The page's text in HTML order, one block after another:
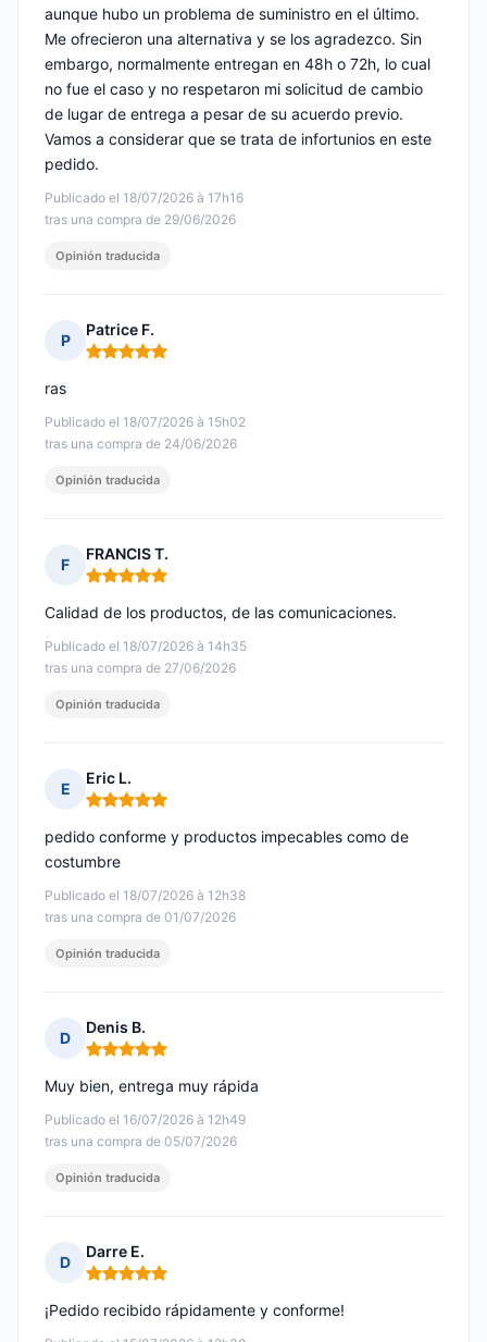
Publicado el 18/07/2026 à 17h16
tras una compra de 29/06/2026
aunque hubo un problema de suministro en el último.
Me ofrecieron una alternativa y se los agradezco. Sin
embargo, normalmente entregan en 48h o 72h, lo cual
no fue el caso y no respetaron mi solicitud de cambio
de lugar de entrega a pesar de su acuerdo previo.
Vamos a considerar que se trata de infortunios en este
pedido.
Opinión traducida
P
Patrice F.
Nota: 5 de 5
Publicado el 18/07/2026 à 15h02
tras una compra de 24/06/2026
ras
Opinión traducida
F
FRANCIS T.
Nota: 5 de 5
Publicado el 18/07/2026 à 14h35
tras una compra de 27/06/2026
Calidad de los productos, de las comunicaciones.
Opinión traducida
E
Eric L.
Nota: 5 de 5
Publicado el 18/07/2026 à 12h38
tras una compra de 01/07/2026
pedido conforme y productos impecables como de
costumbre
Opinión traducida
D
Denis B.
Nota: 5 de 5
Publicado el 16/07/2026 à 12h49
tras una compra de 05/07/2026
Muy bien, entrega muy rápida
Opinión traducida
D
Darre E.
Nota: 5 de 5
¡Pedido recibido rápidamente y conforme!